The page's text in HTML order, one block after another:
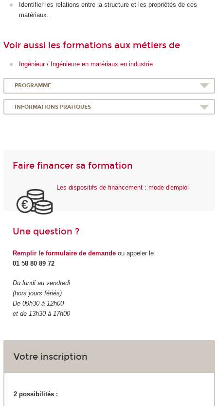
Identifier les relations entre la structure et les propriétés de ces
matériaux.
Voir aussi les formations aux métiers de
Ingénieur / Ingénieure en matériaux en industrie
PROGRAMME
INFORMATIONS PRATIQUES
Faire financer sa formation
Les dispositifs de financement : mode d'emploi
Une question ?
Remplir le formulaire de demandeou appeler le
01 58 80 89 72
Du lundi au vendredi
(hors jours fériés)
De 09h30 à 12h00
et de 13h30 à 17h00
Votre inscription
2 possibilités :